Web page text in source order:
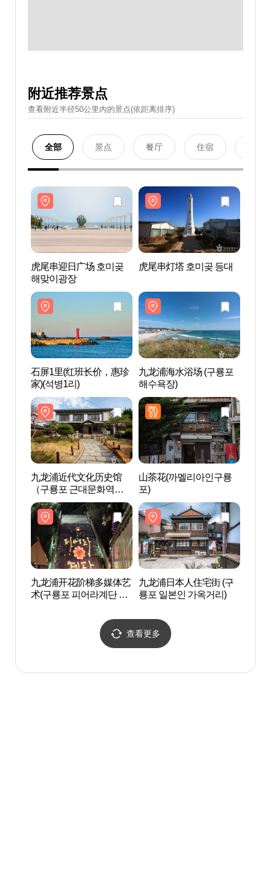
附近推荐景点
查看附近半径50公里內的景点(依距离排序)
全部 景点 餐厅 住宿
虎尾串迎日广场 호미곶
해맞이광장
虎尾串灯塔 호미곶 등대
石屏1里(红班长价，惠珍
家)(석병1리)
九龙浦海水浴场 (구룡포
해수욕장)
九龙浦近代文化历史馆
（구룡포 근대문화역사
관）
山茶花(까멜리아인구룡
포)
九龙浦开花阶梯多媒体艺
术(구룡포 피어라계단 미
九龙浦日本人住宅街 (구
룡포 일본인 가옥거리)
查看更多